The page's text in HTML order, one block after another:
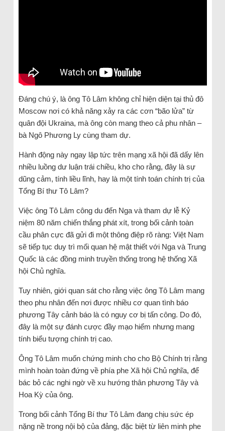
Đáng chú ý, là ông Tô Lâm không chỉ hiện diện tại thủ đô
Moscow nơi có khả năng xảy ra các cơn “bão lửa” từ
quân đội Ukraina, mà ông còn mang theo cả phu nhân –
bà Ngô Phương Ly cùng tham dự.
Hành động này ngay lập tức trên mạng xã hội đã dấy lên
nhiều luồng dư luận trái chiều, kho cho rằng, đây là sự
dũng cảm, tính liều lĩnh, hay là một tính toán chính trị của
Tổng Bí thư Tô Lâm?
Việc ông Tô Lâm công du đến Nga và tham dự lễ Kỷ
niệm 80 năm chiến thắng phát xít, trong bối cảnh toàn
cầu phân cực đã gửi đi một thông điệp rõ ràng: Việt Nam
sẽ tiếp tục duy trì mối quan hệ mật thiết với Nga và Trung
Quốc là các đồng minh truyền thống trong hệ thống Xã
hội Chủ nghĩa.
Tuy nhiên, giới quan sát cho rằng việc ông Tô Lâm mang
theo phu nhân đến nơi được nhiều cơ quan tình báo
phương Tây cảnh báo là có nguy cơ bị tấn công. Do đó,
đây là một sự đánh cược đầy mạo hiểm nhưng mang
tính biểu tượng chính trị cao.
Ông Tô Lâm muốn chứng minh cho cho Bộ Chính trị rằng
mình hoàn toàn đứng về phía phe Xã hội Chủ nghĩa, để
bác bỏ các nghi ngờ về xu hướng thân phương Tây và
Hoa Kỳ của ông.
Trong bối cảnh Tổng Bí thư Tô Lâm đang chịu sức ép
nặng nề trong nội bộ của đảng, đặc biệt từ liên minh phe